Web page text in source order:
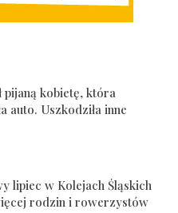
pijaną kobietę, która
auto. Uszkodziła inne
lipiec w Kolejach Śląskich
rodzin i rowerzystów